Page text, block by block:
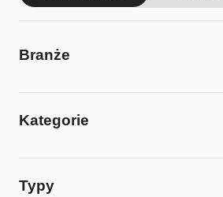
Branże
Kategorie
Typy